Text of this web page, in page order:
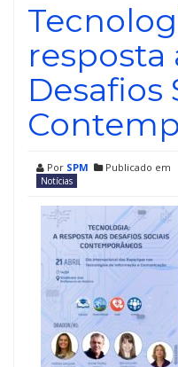
resposta
Desafios
Por SPM Publicado em
Notícias